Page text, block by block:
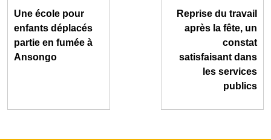
Une école pour
enfants déplacés
partie en fumée à
Ansongo
Reprise du travail
après la fête, un
constat
satisfaisant dans
les services
publics